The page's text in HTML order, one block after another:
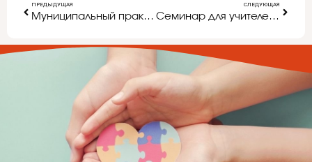
ПРЕДЫДУЩАЯ
Муниципальный практико-ориентированный семинар для заведующих ДОУ г. Белгорода
СЛЕДУЮЩАЯ
Семинар для учителей, работающих с детьми с ОВЗ